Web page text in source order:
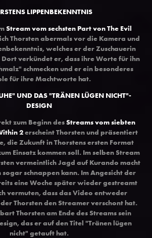
LIPPENBEKENNTNIS
Stream vom sechsten Part von The Evil
Thorsten abermals vor die Kamera und
welches er der Zuschauerin
verkündet er, dass ihre Worte für ihn
schmecken und er ein besonderes
für ihre Machtworte hat.
UND DAS "TRÄNEN LÜGEN NICHT"-
DESIGN
zum Beginn desStreams vom siebten
2erscheint Thorsten und präsentiert
die Zukunft in Thorstens ersten Format
Einsatz kommen soll. Im selben Stream
vermeintlich Jagd auf Kurando macht
sogar schnappen kann. Im Angesicht der
eine Woche später wieder gestreamt
vermuten, dass das Video entweder
Thorsten den Streamer verschont hat.
Thorsten am Ende des Streams sein
das er auf den Titel "Tränen lügen
nicht" getauft hat.